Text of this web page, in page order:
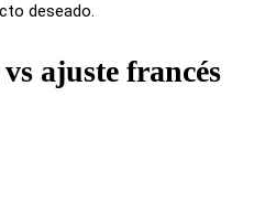
deseado.
ajuste francés